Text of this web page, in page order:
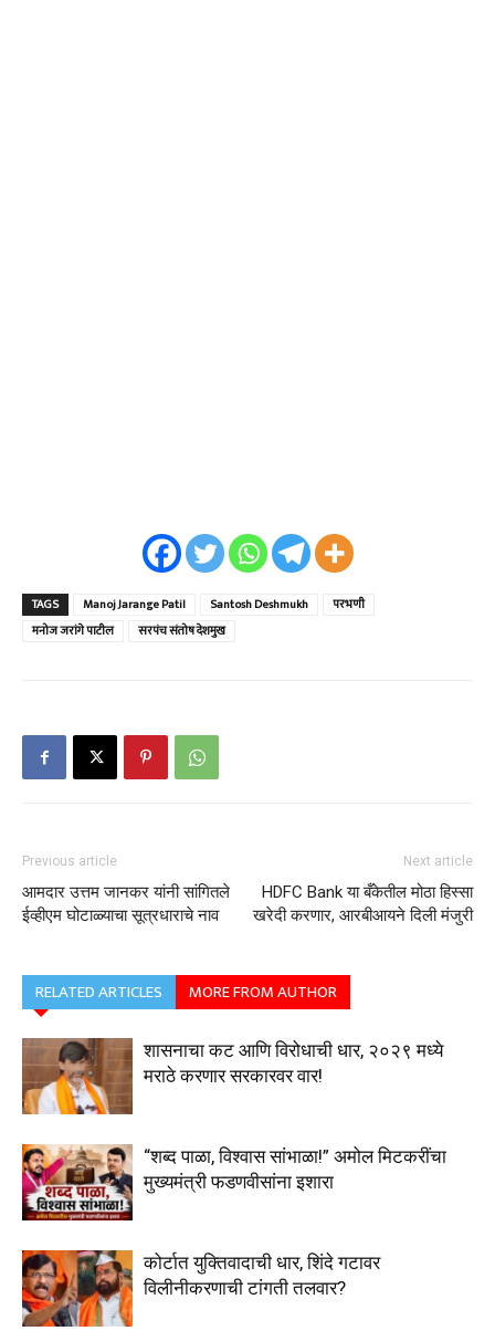
TAGS Manoj Jarange Patil Santosh Deshmukh
परभणी
मनोज जरांगे पाटील
सरपंच संतोष देशमुख
Previous article
आमदार उत्तम जानकर यांनी सांगितले
ईव्हीएम घोटाळ्याचा सूत्रधाराचे नाव
Next article
HDFC Bank या बँकेतील मोठा हिस्सा
खरेदी करणार, आरबीआयने दिली मंजुरी
RELATED ARTICLES MORE FROM AUTHOR
शासनाचा कट आणि विरोधाची धार, २०२९ मध्ये
मराठे करणार सरकारवर वार!
“शब्द पाळा, विश्वास सांभाळा!” अमोल मिटकरींचा
मुख्यमंत्री फडणवीसांना इशारा
कोर्टात युक्तिवादाची धार, शिंदे गटावर
विलीनीकरणाची टांगती तलवार?